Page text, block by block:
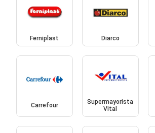
Ferniplast Diarco
Carrefour
Supermayorista
Vital